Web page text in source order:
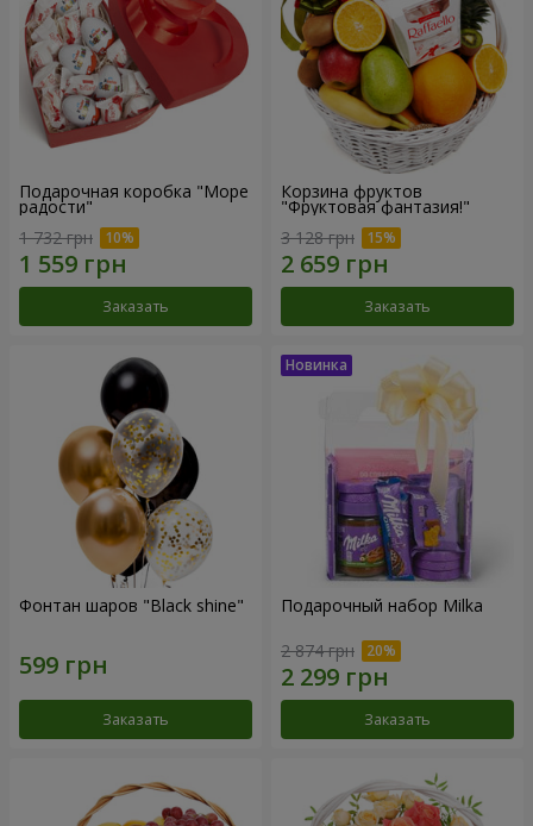
Подарочная коробка "Море
радости"
1 732 грн
Заказать
Корзина фруктов
"Фруктовая фантазия!"
3 128 грн
Заказать
Фонтан шаров "Black shine"
Заказать
Подарочный набор Milka
2 874 грн
Заказать